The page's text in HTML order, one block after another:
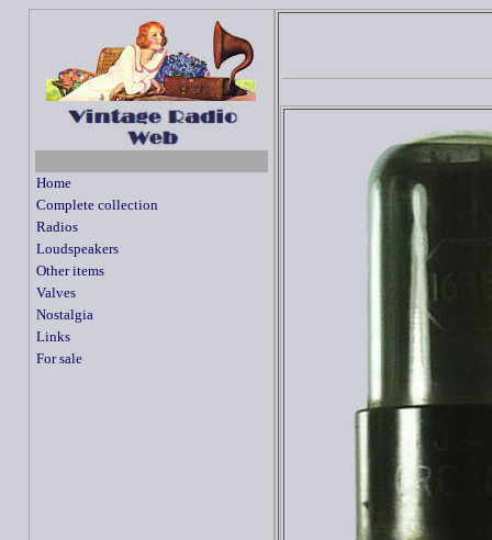
Home
Complete collection
Radios
Loudspeakers
Other items
Valves
Nostalgia
Links
For sale